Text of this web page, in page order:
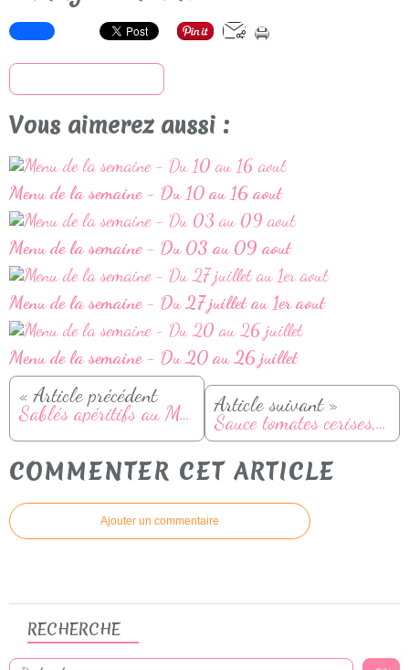
Vous aimerez aussi :
Menu de la semaine - Du 10 au 16 aout
Menu de la semaine - Du 03 au 09 aout
Menu de la semaine - Du 27 juillet au 1er aout
Menu de la semaine - Du 20 au 26 juillet
« Article précédent
Sablés apéritifs au Maroilles Article suivant »
Sauce tomates cerises, épinards et parmesan
COMMENTER CET ARTICLE
Ajouter un commentaire
RECHERCHE